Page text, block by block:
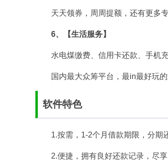
天天领券，周周提额，还有更多
6、【生活服务】
水电煤缴费、信用卡还款、手机
国内最大众筹平台，最in最好玩
软件特色
1.按需，1-2个月借款期限，分期
2.便捷，拥有良好还款记录，尽享